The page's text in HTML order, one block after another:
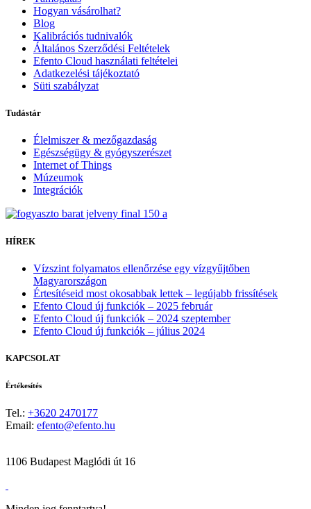
Hogyan vásárolhat?
Blog
Kalibrációs tudnivalók
Általános Szerződési Feltételek
Efento Cloud használati feltételei
Adatkezelési tájékoztató
Süti szabályzat
Tudástár
Élelmiszer & mezőgazdaság
Egészségügy & gyógyszerészet
Internet of Things
Múzeumok
Integrációk
HÍREK
Vízszint folyamatos ellenőrzése egy vízgyűjtőben
Magyarországon
Értesítéseid most okosabbak lettek – legújabb frissítések
Efento Cloud új funkciók – 2025 február
Efento Cloud új funkciók – 2024 szeptember
Efento Cloud új funkciók – július 2024
KAPCSOLAT
Értékesítés
Tel.: +3620 2470177
Email: efento@efento.hu
1106 Budapest Maglódi út 16